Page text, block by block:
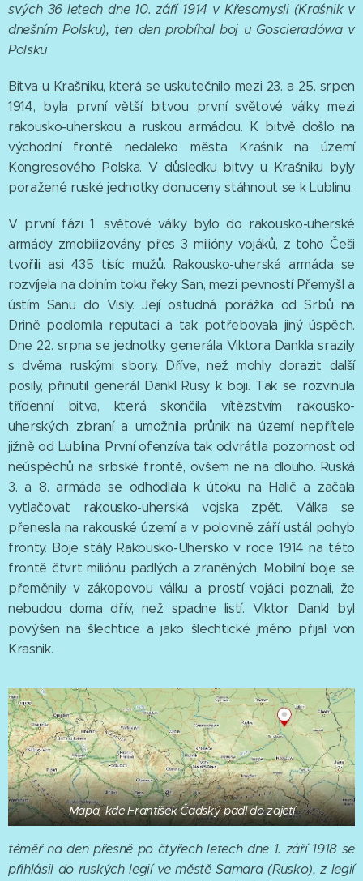
svých 36 letech dne 10. září 1914 v Křesomysli (Kraśnik v
dnešním Polsku), ten den probíhal boj u Goscieradówa v
Polsku
Bitva u Krašniku, která se uskutečnilo mezi 23. a 25. srpen
1914, byla první větší bitvou první světové války mezi
rakousko-uherskou a ruskou armádou. K bitvě došlo na
východní frontě nedaleko města Kraśnik na území
Kongresového Polska. V důsledku bitvy u Krašniku byly
poražené ruské jednotky donuceny stáhnout se k Lublinu.
V první fázi 1. světové války bylo do rakousko-uherské
armády zmobilizovány přes 3 milióny vojáků, z toho Češi
tvořili asi 435 tisíc mužů. Rakousko-uherská armáda se
rozvíjela na dolním toku řeky San, mezi pevností Přemyšl a
ústím Sanu do Visly. Její ostudná porážka od Srbů na
Drině podlomila reputaci a tak potřebovala jiný úspěch.
Dne 22. srpna se jednotky generála Viktora Dankla srazily
s dvěma ruskými sbory. Dříve, než mohly dorazit další
posily, přinutil generál Dankl Rusy k boji. Tak se rozvinula
třídenní bitva, která skončila vítězstvím rakousko-
uherských zbraní a umožnila průnik na území nepřítele
jižně od Lublina. První ofenzíva tak odvrátila pozornost od
neúspěchů na srbské frontě, ovšem ne na dlouho. Ruská
3. a 8. armáda se odhodlala k útoku na Halič a začala
vytlačovat rakousko-uherská vojska zpět. Válka se
přenesla na rakouské území a v polovině září ustál pohyb
fronty. Boje stály Rakousko-Uhersko v roce 1914 na této
frontě čtvrt miliónu padlých a zraněných. Mobilní boje se
přeměnily v zákopovou válku a prostí vojáci poznali, že
nebudou doma dřív, než spadne listí. Viktor Dankl byl
povýšen na šlechtice a jako šlechtické jméno přijal von
Krasnik.
Mapa, kde František Čadský padl do zajetí
téměř na den přesně po čtyřech letech dne 1. září 1918 se
přihlásil do ruských legií ve městě Samara (Rusko), z legií